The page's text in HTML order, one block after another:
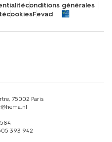
conditions générales
cookiesFevad
75002 Paris
393 942